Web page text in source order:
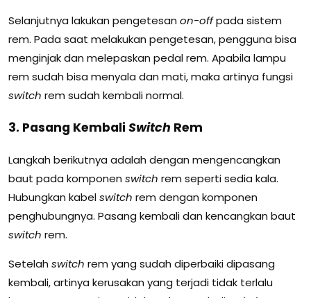
Selanjutnya lakukan pengetesan on-offpada sistem
rem. Pada saat melakukan pengetesan, pengguna bisa
menginjak dan melepaskan pedal rem. Apabila lampu
rem sudah bisa menyala dan mati, maka artinya fungsi
switch rem sudah kembali normal.
3. Pasang Kembali Switch Rem
Langkah berikutnya adalah dengan mengencangkan
baut pada komponen switch rem seperti sedia kala.
Hubungkan kabelswitch rem dengan komponen
penghubungnya. Pasang kembali dan kencangkan baut
switch rem.
Setelah switch rem yang sudah diperbaiki dipasang
kembali, artinya kerusakan yang terjadi tidak terlalu